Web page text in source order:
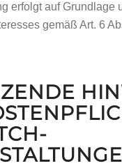
erfolgt auf Grundlage
gemäß Art. 6